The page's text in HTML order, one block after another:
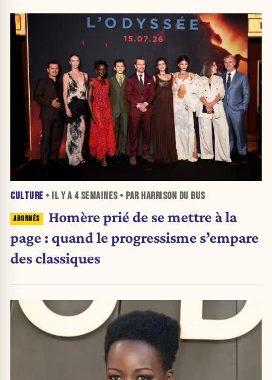
CULTURE • IL Y A 4 SEMAINES• PAR HARRISON DU BUS
Homère prié de se mettre à la
page : quand le progressisme s’empare
des classiques